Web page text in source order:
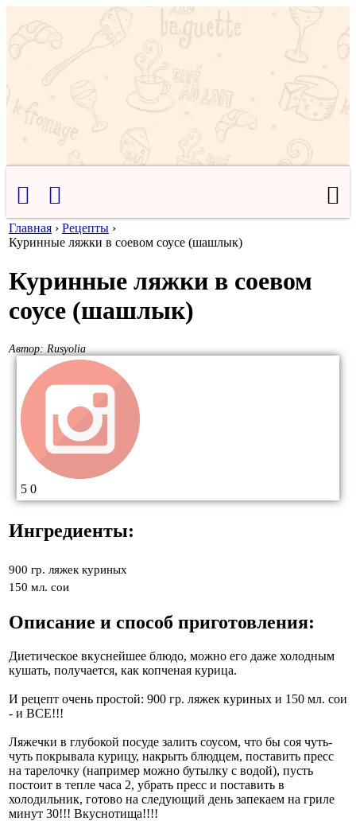
Главная › Рецепты ›
Куринные ляжки в соевом соусе (шашлык)
Куринные ляжки в соевом
соусе (шашлык)
Автор: Rusyolia
5 0
Ингредиенты:
900 гр. ляжек куриных
150 мл. сои
Описание и способ приготовления:
Диетическое вкуснейшее блюдо, можно его даже холодным
кушать, получается, как копченая курица.
И рецепт очень простой: 900 гр. ляжек куриных и 150 мл. сои
- и ВСЕ!!!
Ляжечки в глубокой посуде залить соусом, что бы соя чуть-
чуть покрывала курицу, накрыть блюдцем, поставить пресс
на тарелочку (например можно бутылку с водой), пусть
постоит в тепле часа 2, убрать пресс и поставить в
холодильник, готово на следующий день запекаем на гриле
минут 30!!! Вкуснотища!!!!